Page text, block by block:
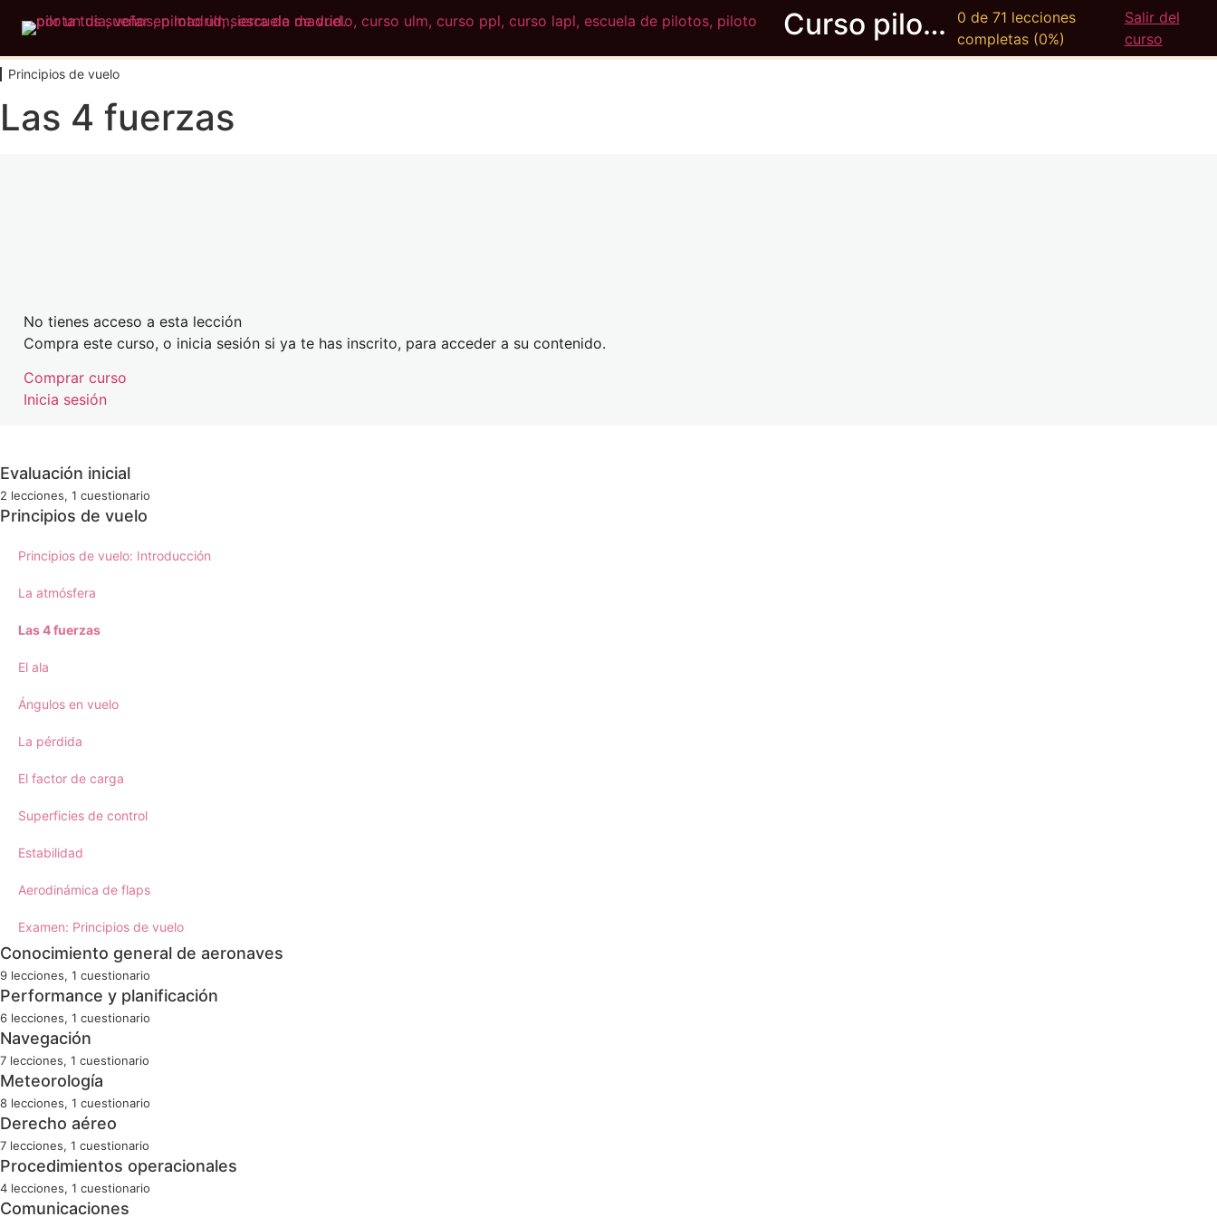
Curso piloto ULM
0 de 71 lecciones
completas (0%)
Salir del
curso
Principios de vuelo
Las 4 fuerzas
No tienes acceso a esta lección
Compra este curso, o inicia sesión si ya te has inscrito, para acceder a su contenido.
Comprar curso
Inicia sesión
Anterior Siguiente
Evaluación inicial
Bienvenida al curso
Test de conocimientos previos
2 lecciones, 1 cuestionario
Principios de vuelo
Principios de vuelo: Introducción
La atmósfera
Las 4 fuerzas
El ala
Ángulos en vuelo
La pérdida
El factor de carga
Superficies de control
Estabilidad
Aerodinámica de flaps
Examen: Principios de vuelo
Conocimiento general de aeronaves
Conocimiento general: Introducción
La célula 1
La célula 2
Controles de vuelo
El motor 1
9 lecciones, 1 cuestionario
Performance y planificación
Performance: Introducción
Carga y centrado
Limitaciones operacionales
Altitud y densidad
Problemas de performance
6 lecciones, 1 cuestionario
Navegación
Navegación: Introducción
La Tierra
La brújula
Cartografía
7 lecciones, 1 cuestionario
Meteorología
Meteorología: Introducción
La atmósfera de la Tierra
Circulación atmosférica
8 lecciones, 1 cuestionario
Derecho aéreo
Derecho aéreo: Introducción
Convenio de Chicago
7 lecciones, 1 cuestionario
Procedimientos operacionales
Procedimientos: Introducción
4 lecciones, 1 cuestionario
Comunicaciones